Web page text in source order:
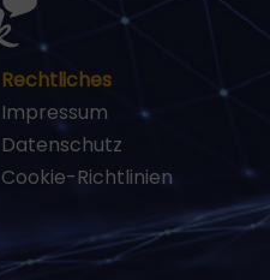
Rechtliches
Impressum
Datenschutz
Cookie-Richtlinien